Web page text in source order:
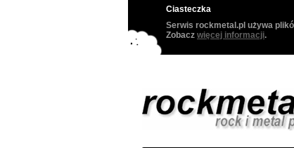
Ciasteczka
Serwis rockmetal.pl używa
Zobacz więcej informacji.